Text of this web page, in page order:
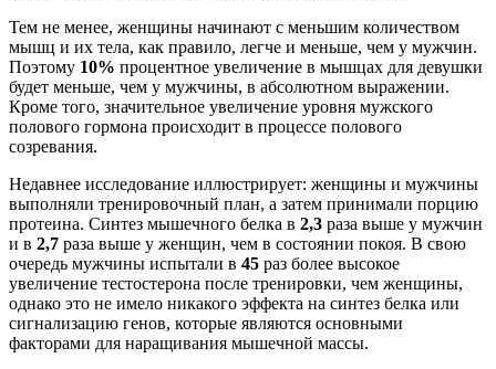
Тем не менее, женщины начинают с меньшим количеством
мышц и их тела, как правило, легче и меньше, чем у мужчин.
Поэтому 10% процентное увеличение в мышцах для девушки
будет меньше, чем у мужчины, в абсолютном выражении.
Кроме того, значительное увеличение уровня мужского
полового гормона происходит в процессе полового
созревания.
Недавнее исследование иллюстрирует: женщины и мужчины
выполняли тренировочный план, а затем принимали порцию
протеина. Синтез мышечного белка в 2,3 раза выше у мужчин
и в 2,7 раза выше у женщин, чем в состоянии покоя. В свою
очередь мужчины испытали в 45 раз более высокое
увеличение тестостерона после тренировки, чем женщины,
однако это не имело никакого эффекта на синтез белка или
сигнализацию генов, которые являются основными
факторами для наращивания мышечной массы.